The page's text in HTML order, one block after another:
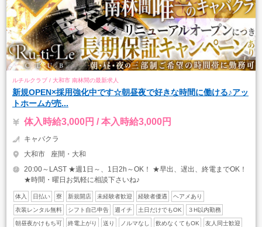
ルチルクラブ / 大和市 南林間の最新求人
新規OPEN×採用強化中です☆朝昼夜で好きな時間に働ける♪アッ
トホームが売...
体入時給3,000円 / 本入時給3,000円
キャバクラ
大和市
座間・大和
20:00～LAST ★週1日～、1日2h～OK！ ★早出、遅出、終電までOK！
★時間・曜日お気軽に相談下さいね♪
体入 日払い 寮 新規開店 未経験者歓迎 経験者優遇 ヘアメあり
衣装レンタル無料 シフト自己申告 週イチ 土日だけでもOK ３H以内勤務
朝昼夜かけもち可 終電上がり 送り ノルマなし 飲めなくてもOK 友人同士歓迎